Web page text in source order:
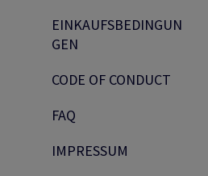
EINKAUFSBEDINGUN
GEN
CODE OF CONDUCT
FAQ
IMPRESSUM